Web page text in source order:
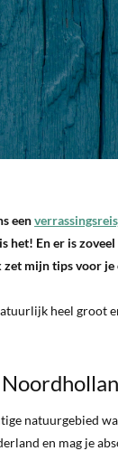
een
het! En er is
zet mijn tips voor je
heel groot
natuurgebied
en mag je